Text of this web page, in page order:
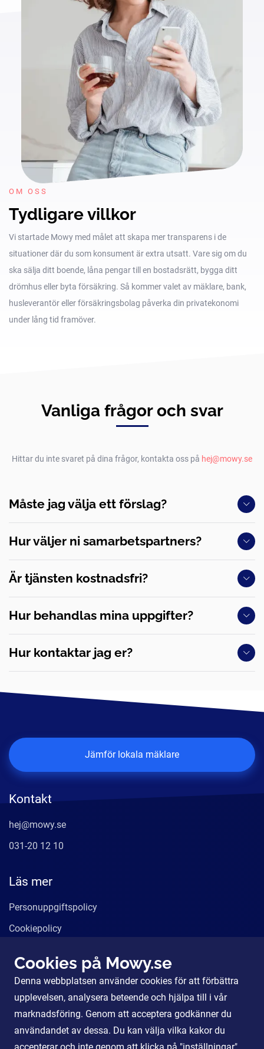
OM OSS
Tydligare villkor
Vi startade Mowy med målet att skapa mer transparens i de
situationer där du som konsument är extra utsatt. Vare sig om du
ska sälja ditt boende, låna pengar till en bostadsrätt, bygga ditt
drömhus eller byta försäkring. Så kommer valet av mäklare, bank,
husleverantör eller försäkringsbolag påverka din privatekonomi
under lång tid framöver.
Vanliga frågor och svar
Hittar du inte svaret på dina frågor, kontakta oss på hej@mowy.se
Måste jag välja ett förslag?
Hur väljer ni samarbetspartners?
Är tjänsten kostnadsfri?
Hur behandlas mina uppgifter?
Hur kontaktar jag er?
Kontakt
hej@mowy.se
031-20 12 10
Läs mer
Personuppgiftspolicy
Cookiepolicy
Våra tjänster
För Partners
Jämför lokala mäklare
Cookies på Mowy.se
Denna webbplatsen använder cookies för att förbättra
upplevelsen, analysera beteende och hjälpa till i vår
marknadsföring. Genom att acceptera godkänner du
användandet av dessa. Du kan välja vilka kakor du